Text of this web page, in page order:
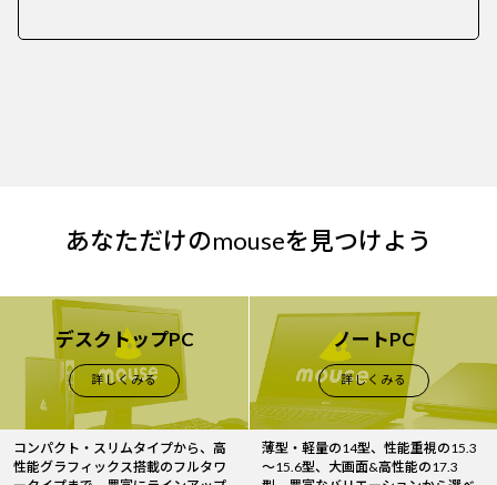
あなただけのmouseを見つけよう
デスクトップPC
詳しくみる
コンパクト・スリムタイプから、高
性能グラフィックス搭載のフルタワ
ノートPC
詳しくみる
薄型・軽量の14型、性能重視の15.3
～15.6型、大画面&高性能の17.3